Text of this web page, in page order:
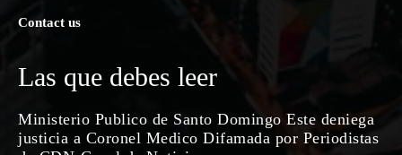
Contact us
Las que debes leer
Ministerio Publico de Santo Domingo Este deniega
justicia a Coronel Medico Difamada por Periodistas